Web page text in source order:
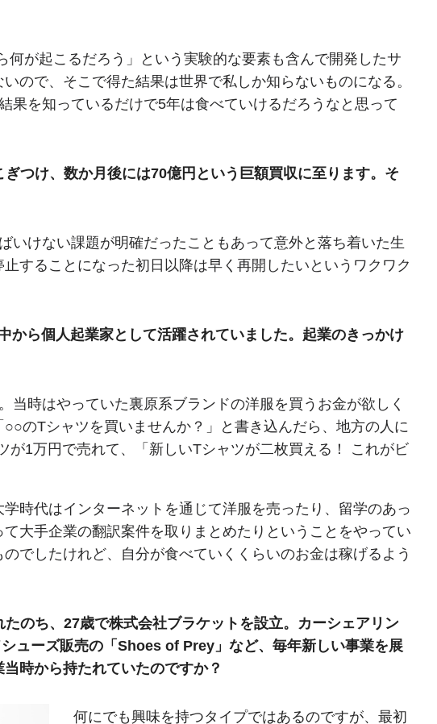
何が起こるだろう」という実験的な要素も含んで開発したサ
ので、そこで得た結果は世界で私しか知らないものになる。
果を知っているだけで5年は食べていけるだろうなと思って
つけ、数か月後には70億円という巨額買収に至ります。そ
いけない課題が明確だったこともあって意外と落ち着いた生
することになった初日以降は早く再開したいというワクワク
から個人起業家として活躍されていました。起業のきっかけ
当時はやっていた裏原系ブランドの洋服を買うお金が欲しく
のTシャツを買いませんか？」と書き込んだら、地方の人に
が1万円で売れて、「新しいTシャツが二枚買える！ これがビ
時代はインターネットを通じて洋服を売ったり、留学のあっ
大手企業の翻訳案件を取りまとめたりということをやってい
でしたけれど、自分が食べていくくらいのお金は稼げるよう
のち、27歳で株式会社ブラケットを設立。カーシェアリン
ューズ販売の「Shoes of Prey」など、毎年新しい事業を展
時から持たれていたのですか？
何にでも興味を持つタイプではあるのですが、最初